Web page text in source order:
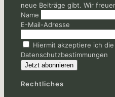
neue Beiträge gibt. Wir
Name
E-Mail-Adresse
Hiermit akzeptiere ich die
Datenschutzbestimmungen
Rechtliches